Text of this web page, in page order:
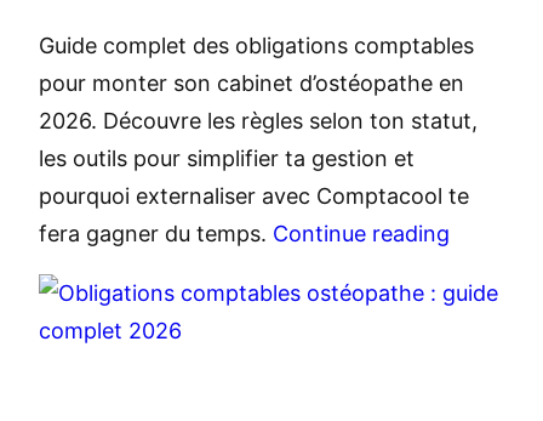
Guide complet des obligations comptables
pour monter son cabinet d’ostéopathe en
2026. Découvre les règles selon ton statut,
les outils pour simplifier ta gestion et
pourquoi externaliser avec Comptacool te
fera gagner du temps. Continue reading